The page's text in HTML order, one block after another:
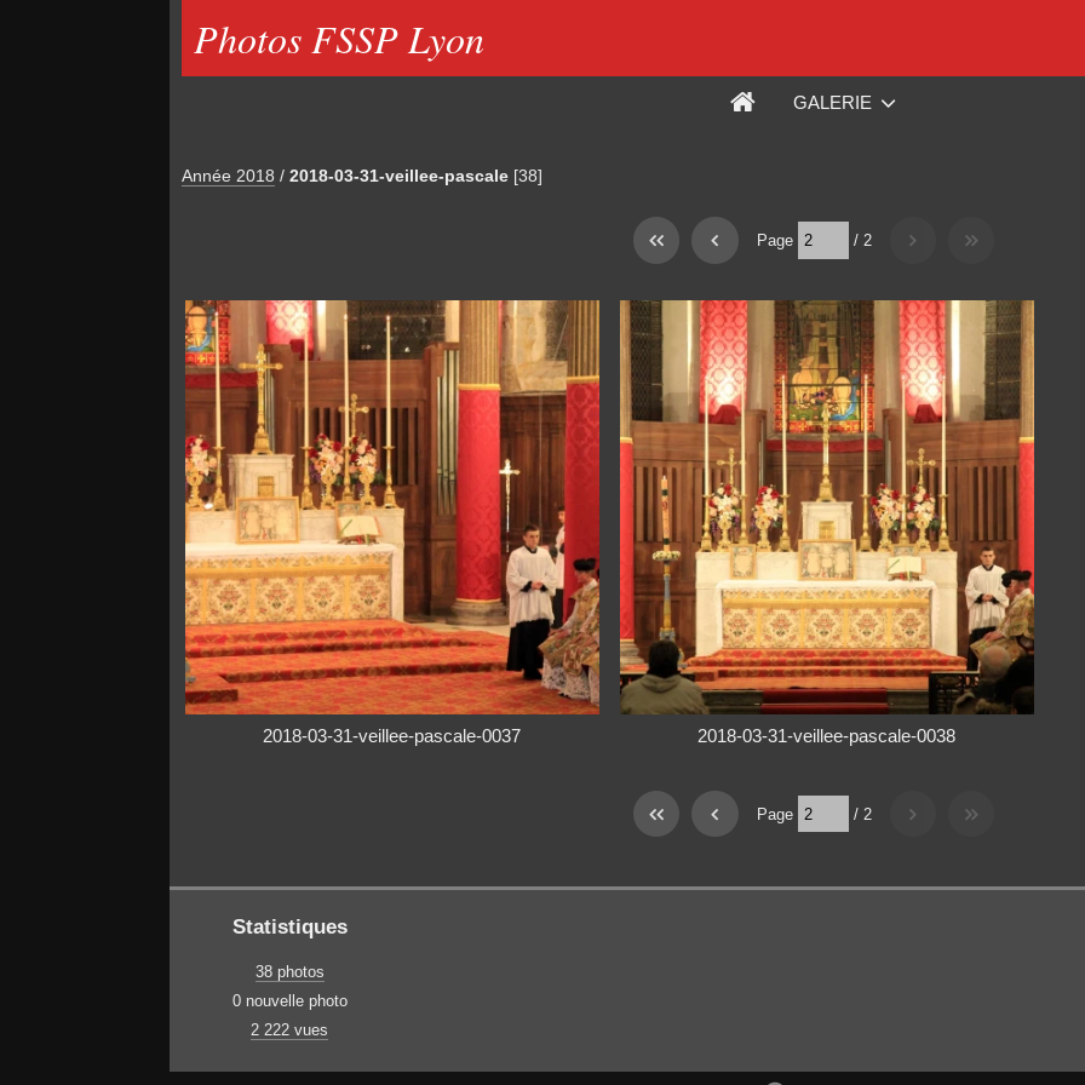
Photos FSSP Lyon
GALERIE
Année 2018 / 2018-03-31-veillee-pascale [38]
Page / 2
2018-03-31-veillee-pascale-0037 2018-03-31-veillee-pascale-0038
Page / 2
Statistiques
38 photos
0 nouvelle photo
2 222 vues